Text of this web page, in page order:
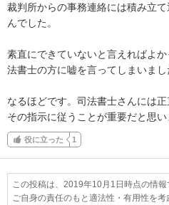
裁判所からの事務連絡には積み立
んでした。
素直にできていないと言えればよ
法書士の方に嘘を言ってしまいまし
なるほどです。司法書士さんには
その指示に従うことが重要だと思い
役に立った 1
この投稿は、2019年10月1日時点の情報
ご自身の責任のもと適法性・有用性を